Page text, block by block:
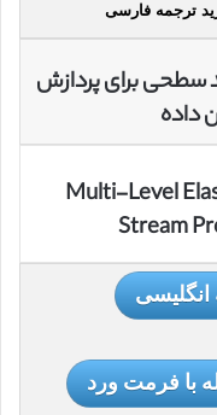
ترجمه فارسی
سطحی برای پردازش
داده
Multi-Level
Stream
انگلیسی
با فرمت ورد